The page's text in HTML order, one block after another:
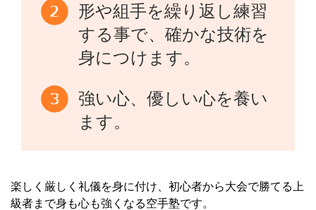
形や組手を繰り返し練習
する事で、確かな技術を
身につけます。
強い心、優しい心を養い
ます。
楽しく厳しく礼儀を身に付け、初心者から大会で勝てる上
級者まで身も心も強くなる空手塾です。